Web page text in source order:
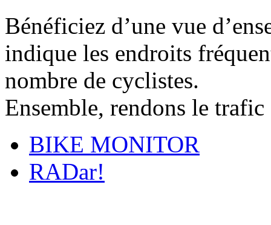
Bénéficiez d’une vue
indique les endroits
nombre de cyclistes.
Ensemble, rendons le
BIKE MONITOR
RADar!